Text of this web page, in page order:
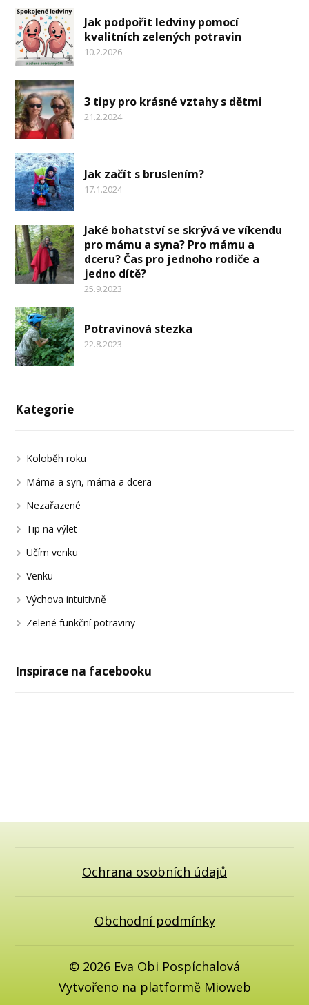
Jak podpořit ledviny pomocí
kvalitních zelených potravin
10.2.2026
3 tipy pro krásné vztahy s dětmi
21.2.2024
Jak začít s bruslením?
17.1.2024
Jaké bohatství se skrývá ve víkendu
pro mámu a syna? Pro mámu a
dceru? Čas pro jednoho rodiče a
jedno dítě?
25.9.2023
Potravinová stezka
22.8.2023
Kategorie
Koloběh roku
Máma a syn, máma a dcera
Nezařazené
Tip na výlet
Učím venku
Venku
Výchova intuitivně
Zelené funkční potraviny
Inspirace na facebooku
Ochrana osobních údajů
Obchodní podmínky
© 2026 Eva Obi Pospíchalová
Vytvořeno na platformě Mioweb